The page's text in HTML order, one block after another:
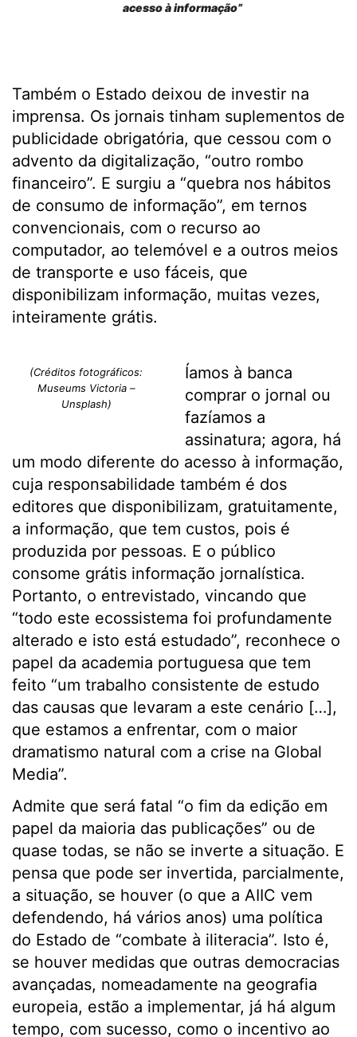
acesso à informação”
Também o Estado deixou de investir na
imprensa. Os jornais tinham suplementos de
publicidade obrigatória, que cessou com o
advento da digitalização, “outro rombo
financeiro”. E surgiu a “quebra nos hábitos
de consumo de informação”, em ternos
convencionais, com o recurso ao
computador, ao telemóvel e a outros meios
de transporte e uso fáceis, que
disponibilizam informação, muitas vezes,
inteiramente grátis.
(Créditos fotográficos:
Museums Victoria –
Unsplash)
Íamos à banca
comprar o jornal ou
fazíamos a
assinatura; agora, há
um modo diferente do acesso à informação,
cuja responsabilidade também é dos
editores que disponibilizam, gratuitamente,
a informação, que tem custos, pois é
produzida por pessoas. E o público
consome grátis informação jornalística.
Portanto, o entrevistado, vincando que
“todo este ecossistema foi profundamente
alterado e isto está estudado”, reconhece o
papel da academia portuguesa que tem
feito “um trabalho consistente de estudo
das causas que levaram a este cenário […],
que estamos a enfrentar, com o maior
dramatismo natural com a crise na Global
Media”.
Admite que será fatal “o fim da edição em
papel da maioria das publicações” ou de
quase todas, se não se inverte a situação. E
pensa que pode ser invertida, parcialmente,
a situação, se houver (o que a AIIC vem
defendendo, há vários anos) uma política
do Estado de “combate à iliteracia”. Isto é,
se houver medidas que outras democracias
avançadas, nomeadamente na geografia
europeia, estão a implementar, já há algum
tempo, com sucesso, como o incentivo ao